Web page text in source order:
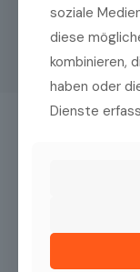
soziale
diese
kombinieren,
haben oder
Dienste